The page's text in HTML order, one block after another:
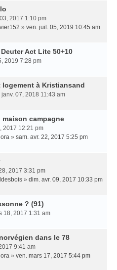
2017 1:10 pm
» ven. juil. 05, 2019 10:45 am
Act Lite 50+10
2019 7:28 pm
logement à Kristiansand
janv. 07, 2018 11:43 am
campagne
2017 12:21 pm
» sam. avr. 22, 2017 5:25 pm
2017 3:31 pm
» dim. avr. 09, 2017 10:33 pm
? (91)
18, 2017 1:31 am
dans le 78
9:41 am
» ven. mars 17, 2017 5:44 pm